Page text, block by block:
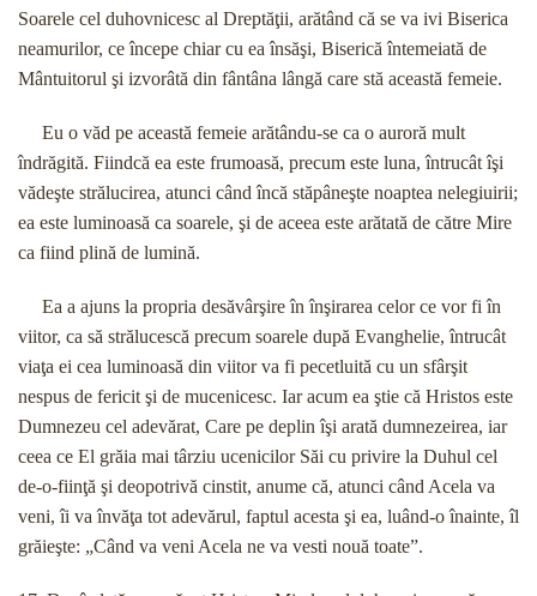
Soarele cel duhovnicesc al Dreptăţii, arătând că se va ivi Biserica
neamurilor, ce începe chiar cu ea însăşi, Biserică întemeiată de
Mântuitorul şi izvorâtă din fântâna lângă care stă această femeie.
Eu o văd pe această femeie arătându-se ca o auroră mult
îndrăgită. Fiindcă ea este frumoasă, precum este luna, întrucât îşi
vădeşte strălucirea, atunci când încă stăpâneşte noaptea nelegiuirii;
ea este luminoasă ca soarele, şi de aceea este arătată de către Mire
ca fiind plină de lumină.
Ea a ajuns la propria desăvârşire în înşirarea celor ce vor fi în
viitor, ca să strălucescă precum soarele după Evanghelie, întrucât
viaţa ei cea luminoasă din viitor va fi pecetluită cu un sfârşit
nespus de fericit şi de mucenicesc. Iar acum ea ştie că Hristos este
Dumnezeu cel adevărat, Care pe deplin îşi arată dumnezeirea, iar
ceea ce El grăia mai târziu ucenicilor Săi cu privire la Duhul cel
de-o-fiinţă şi deopotrivă cinstit, anume că, atunci când Acela va
veni, îi va învăţa tot adevărul, faptul acesta şi ea, luând-o înainte, îl
grăieşte: „Când va veni Acela ne va vesti nouă toate”.